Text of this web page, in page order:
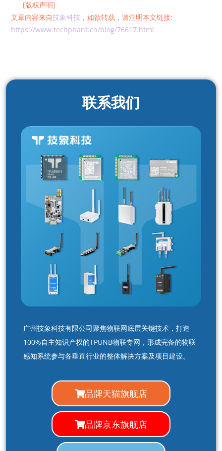
[版权声明]
文章内容来自技象科技 ，如欲转载，请注明本文链接:
https://www.techphant.cn/blog/76617.html
联系我们
广州技象科技有限公司聚焦物联网底层关键技术，打造
100%自主知识产权的TPUNB物联专网，形成完备的物联
感知系统参与各垂直行业的整体解决方案及项目建设。
品牌天猫旗舰店
品牌京东旗舰店